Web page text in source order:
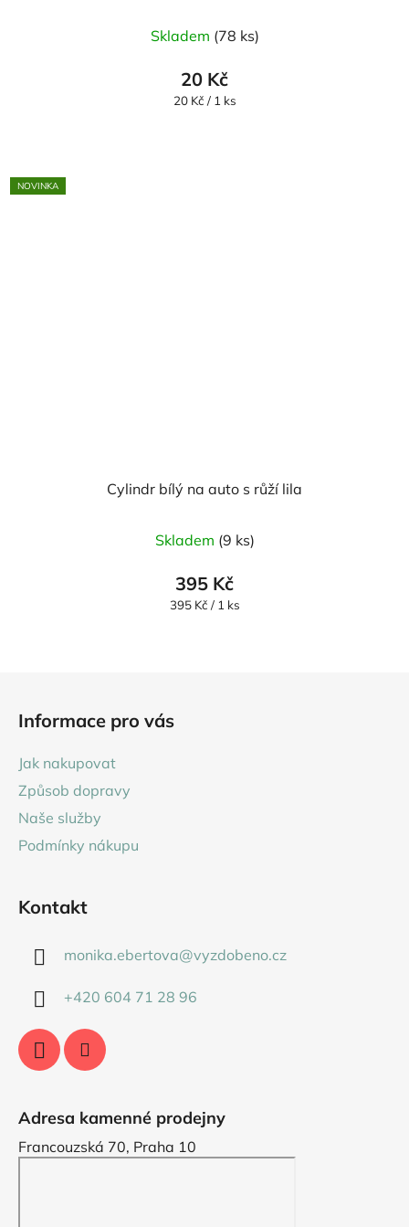
Skladem (78 ks)
20 Kč
Měrná
20 Kč / 1 ks
NOVINKA
Cylindr bílý na auto s růží lila
Skladem (9 ks)
395 Kč
Měrná
395 Kč / 1 ks
Informace pro vás
Jak nakupovat
Způsob dopravy
Naše služby
Podmínky nákupu
Kontakt
monika.ebertova@vyzdobeno.cz
+420 604 71 28 96
Adresa kamenné prodejny
Francouzská 70, Praha 10